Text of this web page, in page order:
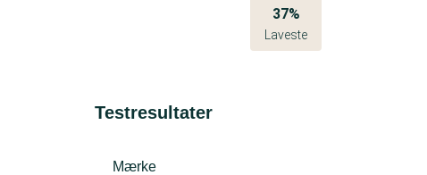
37%
Laveste
Testresultater
Mærke